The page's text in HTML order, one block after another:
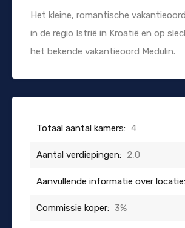
Het kleine, romantische
in de regio Istrië in Kroatië en op
het bekende vakantieoord Medulin.
Totaal aantal kamers: 4
Aantal verdiepingen: 2,0
Aanvullende informatie over locatie:
Commissie koper: 3%